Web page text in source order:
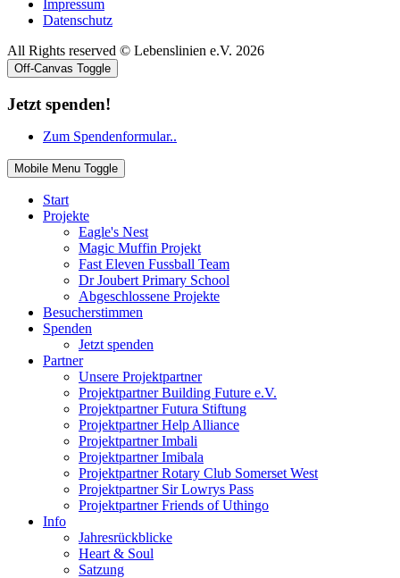
Impressum
Datenschutz
All Rights reserved © Lebenslinien e.V. 2026
Off-Canvas Toggle
Jetzt spenden!
Zum Spendenformular..
Mobile Menu Toggle
Start
Projekte
Eagle's Nest
Magic Muffin Projekt
Fast Eleven Fussball Team
Dr Joubert Primary School
Abgeschlossene Projekte
Besucherstimmen
Spenden
Jetzt spenden
Partner
Unsere Projektpartner
Projektpartner Building Future e.V.
Projektpartner Futura Stiftung
Projektpartner Help Alliance
Projektpartner Imbali
Projektpartner Imibala
Projektpartner Rotary Club Somerset West
Projektpartner Sir Lowrys Pass
Projektpartner Friends of Uthingo
Info
Jahresrückblicke
Heart & Soul
Satzung